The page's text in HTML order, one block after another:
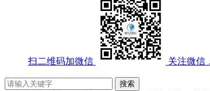
扫二维码加微信 关注微信